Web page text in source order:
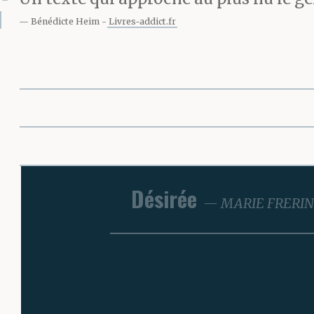
Bénédicte Heim Livres-addict.fr
Désirée MARIE